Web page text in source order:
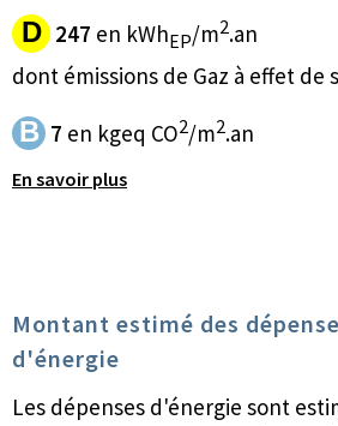
D 247 en kWhEP/m2.an
dont émissions de Gaz à effet de
B 7 en kgeq CO2/m2.an
En savoir plus
Montant estimé des
d'énergie
Les dépenses d'énergie sont